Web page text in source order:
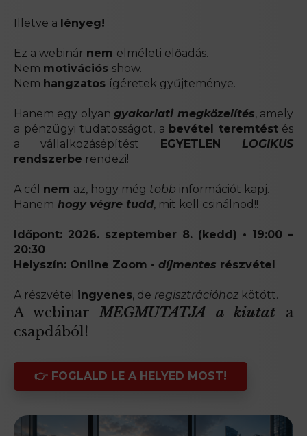
Illetve a lényeg!
Ez a webinár nem elméleti előadás.
Nem motivációs show.
Nem hangzatos ígéretek gyűjteménye.
Hanem egy olyangyakorlati megközelítés, amely
a pénzügyi tudatosságot, a bevétel teremtéstés
a vállalkozásépítést EGYETLENLOGIKUS
rendszerbe rendezi!
A cél nem az, hogy még több információt kapj.
Hanem hogy végre tudd, mit kell csinálnod!!
Időpont: 2026. szeptember 8. (kedd) • 19:00 –
20:30
Helyszín: Online Zoom • díjmentes részvétel
A részvétel ingyenes, de regisztrációhoz kötött.
A webinarMEGMUTATJA a kiutata
csapdából!
👉 FOGLALD LE A HELYED MOST!